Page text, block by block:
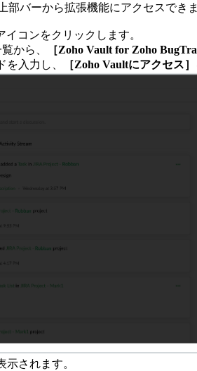
部バーから拡張機能にアクセスできま
イコンをクリックします。
から、
［Zoho Vault for Zoho
を入力し、
［Zoho Vaultにアクセス］
示されます。